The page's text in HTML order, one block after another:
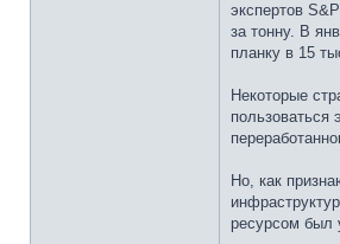
экспертов
за тонну. В
планку в 15
Некоторые
пользоваться
Но, как
ресурсом был